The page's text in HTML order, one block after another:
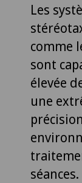
Les
comme
sont
élevée
une
séances.